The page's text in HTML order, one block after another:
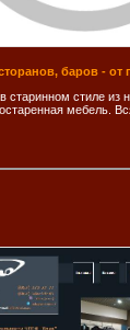
баров - от
старинном стиле из
мебель.